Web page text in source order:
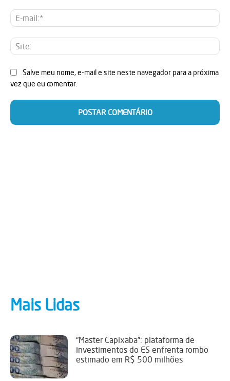
E-
Salve meu nome, e-mail e site neste navegador para a próxima
vez que eu comentar.
Mais Lidas
“Master Capixaba”: plataforma de
investimentos do ES enfrenta rombo
estimado em R$ 500 milhões